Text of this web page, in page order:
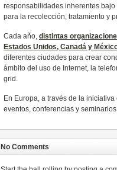
responsabilidades inherentes
para la recolección, tratamiento y
Cada año, distintas
Estados Unidos, Canadá y
diferentes ciudades para crear
ámbito del uso de Internet, la
grid.
En Europa, a través de la
eventos, conferencias y
No Comments